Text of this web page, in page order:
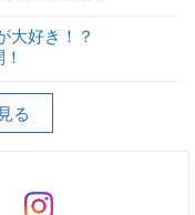
大好き！？
る